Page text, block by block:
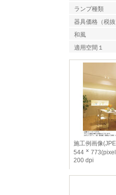
ランプ種類
器具価格（税抜
和風
適用空間１
施工例画像
544
200 dpi